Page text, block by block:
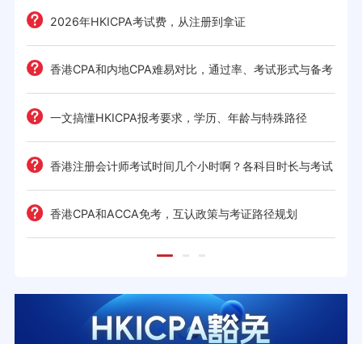
2026年HKICPA考试费，从注册到拿证
香港CPA和内地CPA难易对比，通过率、考试形式与备考
策略 一文搞懂HKICPA报考要求，学历、年龄与特殊路径
香港注册会计师考试时间几个小时啊？各科目时长与考试
安排 香港CPA和ACCA免考，互认政策与考证路径规划